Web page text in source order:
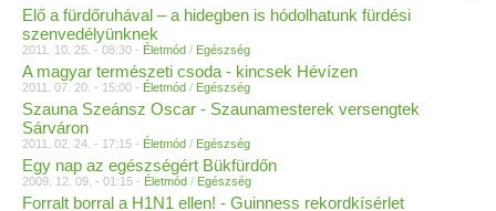
Elő a fürdőruhával – a hidegben is hódolhatunk fürdési
szenvedélyünknek
2011. 10. 25. - 08:30 - Életmód / Egészség
A magyar természeti csoda - kincsek Hévízen
2011. 07. 20. - 15:00 - Életmód / Egészség
Szauna Szeánsz Oscar - Szaunamesterek versengtek
Sárváron
2011. 02. 24. - 17:15 - Életmód / Egészség
Egy nap az egészségért Bükfürdőn
2009. 12. 09. - 01:15 - Életmód / Egészség
Forralt borral a H1N1 ellen! - Guinness rekordkísérlet